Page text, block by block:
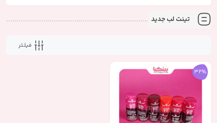
تینت لب جدید
فیلـتر
32%